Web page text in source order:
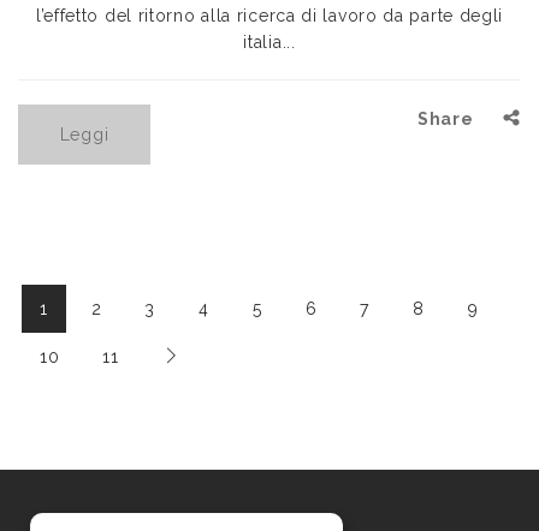
l’effetto del ritorno alla ricerca di lavoro da parte degli
italia...
Leggi
Share
1 2 3 4 5 6 7 8 9
10 11